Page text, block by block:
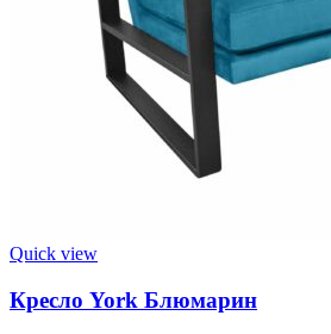
Quick view
Кресло York Блюмарин